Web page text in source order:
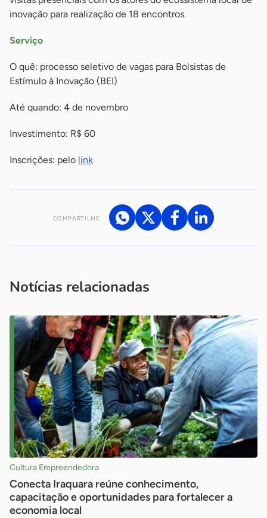
inovação para realização de 18 encontros.
Serviço
O quê: processo seletivo de vagas para Bolsistas de
Estímulo à Inovação (BEI)
Até quando: 4 de novembro
Investimento: R$ 60
Inscrições: pelo link
COMPARTILHE
Notícias relacionadas
Cultura Empreendedora
Conecta Iraquara reúne conhecimento,
capacitação e oportunidades para fortalecer a
economia local